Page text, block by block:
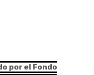
por el Fondo